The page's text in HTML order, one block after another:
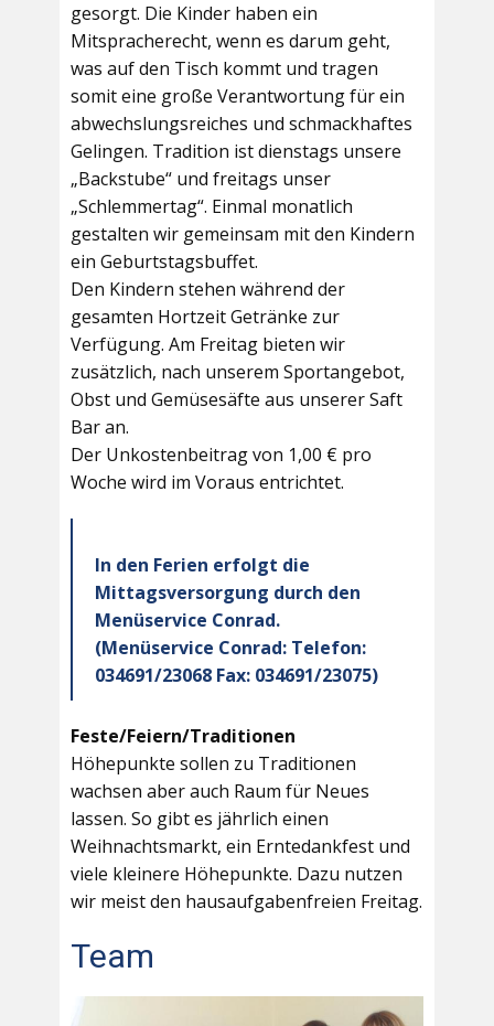
gesorgt. Die Kinder haben ein
Mitspracherecht, wenn es darum geht,
was auf den Tisch kommt und tragen
somit eine große Verantwortung für ein
abwechslungsreiches und schmackhaftes
Gelingen. Tradition ist dienstags unsere
„Backstube“ und freitags unser
„Schlemmertag“. Einmal monatlich
gestalten wir gemeinsam mit den Kindern
ein Geburtstagsbuffet.
Den Kindern stehen während der
gesamten Hortzeit Getränke zur
Verfügung. Am Freitag bieten wir
zusätzlich, nach unserem Sportangebot,
Obst und Gemüsesäfte aus unserer Saft
Bar an.
Der Unkostenbeitrag von 1,00 € pro
Woche wird im Voraus entrichtet.
In den Ferien erfolgt die
Mittagsversorgung durch den
Menüservice Conrad.
(Menüservice Conrad: Telefon:
034691/23068 Fax: 034691/23075)
Feste/Feiern/Traditionen
Höhepunkte sollen zu Traditionen
wachsen aber auch Raum für Neues
lassen. So gibt es jährlich einen
Weihnachtsmarkt, ein Erntedankfest und
viele kleinere Höhepunkte. Dazu nutzen
wir meist den hausaufgabenfreien Freitag.
Team